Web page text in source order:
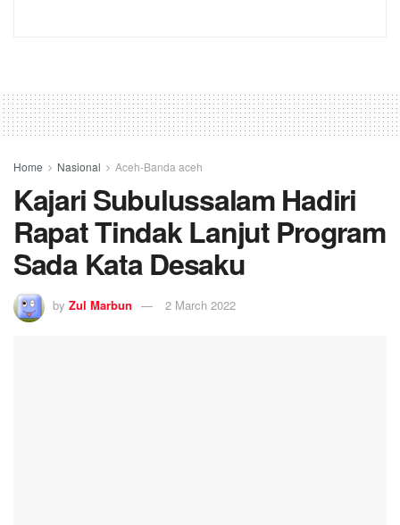
Home Nasional Aceh-Banda aceh
Kajari Subulussalam Hadiri
Rapat Tindak Lanjut Program
Sada Kata Desaku
by Zul Marbun 2 March 2022